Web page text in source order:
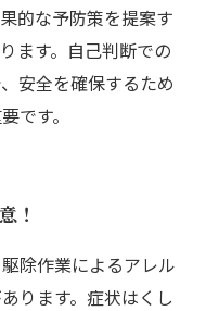
的な予防策を提案す
ます。自己判断での
安全を確保するため
です。
！
除作業によるアレル
ります。症状はくし